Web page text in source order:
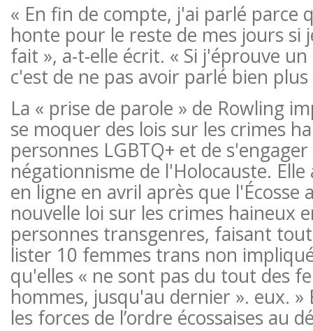
« En fin de compte, j'ai parlé parce
honte pour le reste de mes jours si
fait », a-t-elle écrit. « Si j'éprouve
c'est de ne pas avoir parlé bien
La « prise de parole » de Rowling
se moquer des lois sur les crimes
personnes LGBTQ+ et de
négationnisme de l'Holocauste.
en ligne en avril après que l'Écosse
nouvelle loi sur les crimes haineux
personnes transgenres, faisant
lister 10 femmes trans non
qu'elles « ne sont pas du tout des
hommes, jusqu'au dernier ». eux. »
les forces de l’ordre écossaises au